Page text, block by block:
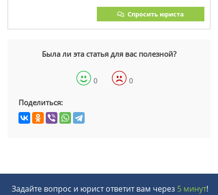
Спросить юриста
Была ли эта статья для вас полезной?
0 0
Поделиться:
Задайте вопрос и юрист ответит вам через 5 минут!